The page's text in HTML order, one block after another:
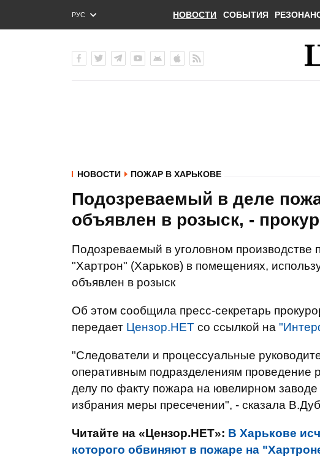
РУС
ENG
НОВОСТИ СОБЫТИЯ
НОВОСТИ ПОЖАР В ХАРЬКОВЕ
Подозреваемый в деле
объявлен в розыск, -
Подозреваемый в уголовном
"Хартрон" (Харьков) в помещениях,
объявлен в розыск
Об этом сообщила пресс-секретарь
передает Цензор.НЕТ со ссылкой на
"Следователи и процессуальные
оперативным подразделениям проведение
делу по факту пожара на ювелирном заводе
избрания меры пресечении", - сказала
Читайте на «Цензор.НЕТ»: В Харькове
которого обвиняют в пожаре на